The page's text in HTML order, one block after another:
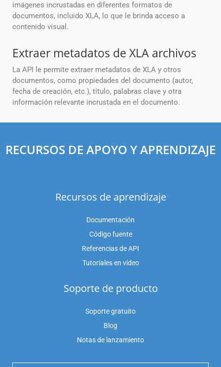
imágenes incrustadas en diferentes formatos de
documentos, incluido XLA, lo que le brinda acceso a
contenido visual.
Extraer metadatos de XLA archivos
La API le permite extraer metadatos de XLA y otros
documentos, como propiedades del documento (autor,
fecha de creación, etc.), título, palabras clave y otra
información relevante incrustada en el documento.
RECURSOS DE APOYO Y APRENDIZAJE
Recursos de aprendizaje
Documentación
Código fuente
Referencias de API
Tutoriales en vídeo
Soporte de producto
Soporte gratuito
Blog
Notas de lanzamiento